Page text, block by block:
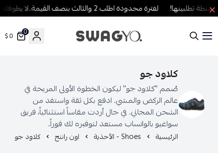
تطلبينها! لفترة محدودة اطلب 2 والثالث بنصف القيمة..لا يطوفك العرض!
SWAGYO FASHION
0 $
كلاود جو
صُمم "كلاود جو" ليكون الخطوة الأولى المريحة في
عالم الركض والمشي. ادفع بكل ثقة واستفد من
الشحن المجاني. في حال أردت مقاساً استثنائياً، فريق
سواغيو بالواتساب مستعد لتوفيره لك فوراً.
الرئيسية Shoes - الأحذية اون راننج كلاود جو